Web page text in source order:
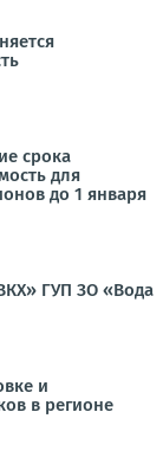
срока
для
до 1 января
ГУП ЗО «Вода
и
в регионе